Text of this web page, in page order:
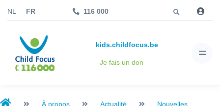
NL FR 116 000
kids.childfocus.be
Je fais un don
À propos Actualité Nouvelles